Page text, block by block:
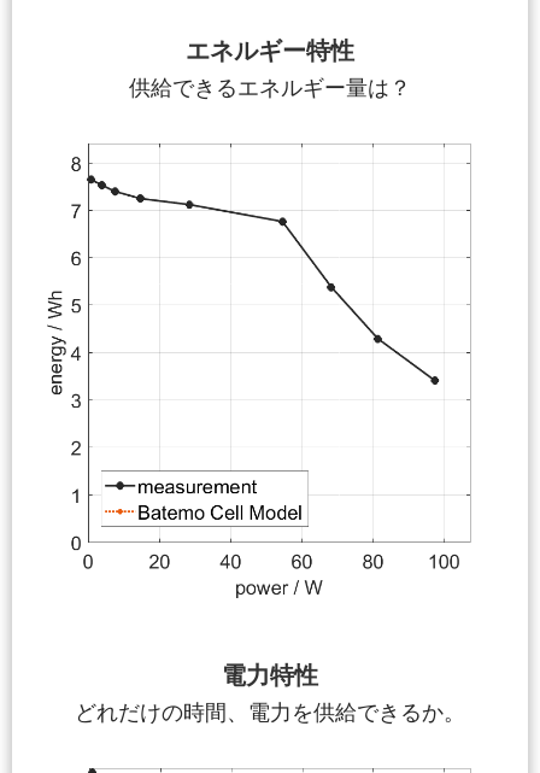
エネルギー特性
供給できるエネルギー量は？
電力特性
どれだけの時間、電力を供給できるか。